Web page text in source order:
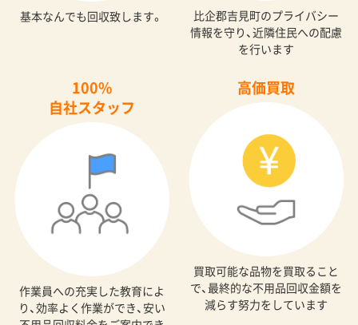
基本なんでも回収致します。
比企郡吉見町のプライバシー
情報を守り、近隣住民への配慮
を行います
100%
自社スタッフ
作業員への充実した教育によ
り、効率よく作業ができ、安い
高価買取
買取可能な品物を買取ること
で、最終的な不用品回収金額を
減らす努力をしています